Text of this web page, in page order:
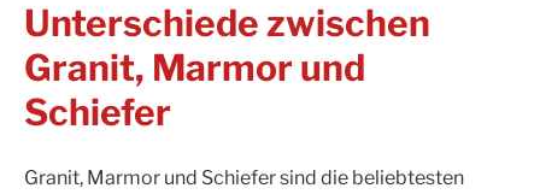
Unterschiede zwischen
Granit, Marmor und
Schiefer
Granit, Marmor und Schiefer sind die beliebtesten